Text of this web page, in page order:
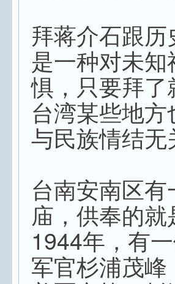
拜蒋介石跟
是一种对未
惧，只要拜
台湾某些地
与民族情结无
台南安南区
庙，供奉的
1944年，有
军官杉浦茂